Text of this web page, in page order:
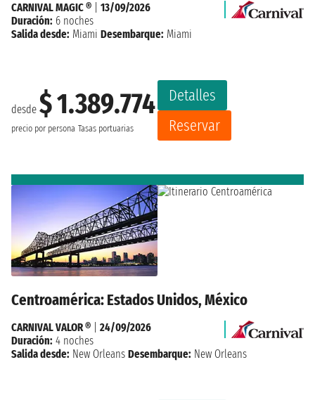
desde $ 1.389.774
precio por persona Tasas portuarias
Detalles
Reservar
CARNIVAL MAGIC ®
13/09/2026
Duración: 6 noches
Salida desde: Miami Desembarque: Miami
Centroamérica: Estados Unidos, México
CARNIVAL VALOR ®
24/09/2026
Duración: 4 noches
Salida desde: New Orleans Desembarque: New Orleans